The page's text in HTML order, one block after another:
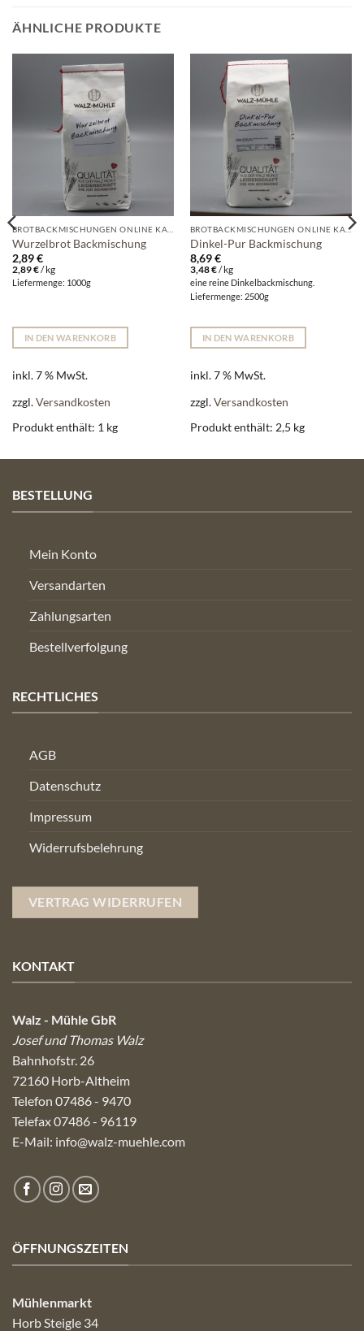
ÄHNLICHE PRODUKTE
Wurzelbrot Backmischung
2,89€
2,89€/kg
Liefermenge: 1000g
IN DEN WARENKORB
inkl. 7 % MwSt.
zzgl.Versandkosten
Produkt enthält: 1 kg
BROTBACKMISCHUNGEN ONLINE KAUFEN | WALZ-MÜHLE
Dinkel-Pur Backmischung
8,69€
3,48€/kg
eine reine Dinkelbackmischung.
Liefermenge: 2500g
IN DEN WARENKORB
inkl. 7 % MwSt.
zzgl.Versandkosten
Produkt enthält: 2,5 kg
BESTELLUNG
Mein Konto
Versandarten
Zahlungsarten
Bestellverfolgung
RECHTLICHES
AGB
Datenschutz
Impressum
Widerrufsbelehrung
VERTRAG WIDERRUFEN
KONTAKT
Walz - Mühle GbR
Josef und Thomas Walz
Bahnhofstr. 26
72160 Horb-Altheim
Telefon 07486 - 9470
Telefax 07486 - 96119
E-Mail: info@walz-muehle.com
ÖFFNUNGSZEITEN
Mühlenmarkt
Horb Steigle 34